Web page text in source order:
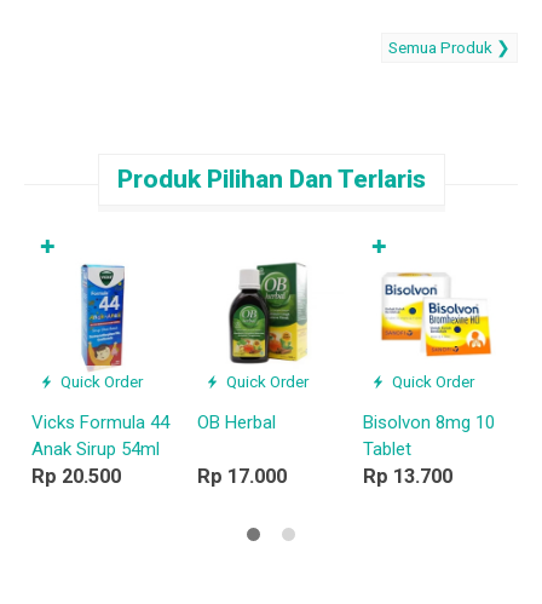
Semua Produk ❯
Produk Pilihan Dan Terlaris
Quick Order
Vicks Formula 44
Anak Sirup 54ml
Rp 20.500
✚
Quick Order
OB Herbal
Rp 17.000
Quick Order
Bisolvon 8mg 10
Tablet
Rp 13.700
✚